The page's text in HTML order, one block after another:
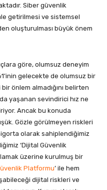
Siber güvenlik
getirilmesi ve sistemsel
oluşturulması büyük önem
göre, olumsuz deneyim
gelecekte de olumsuz bir
önlem almadığını belirten
yaşanan sevindirici hız ne
Ancak bu konuda
Gözle görülmeyen riskleri
olarak sahiplendiğimiz
‘Dijital Güvenlik
üzerine kurulmuş bir
Platformu’ ile hem
dijital riskleri ve